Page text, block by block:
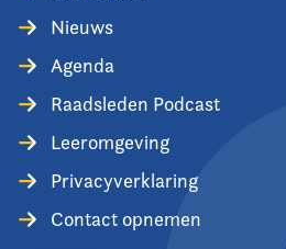
Nieuws
Agenda
Raadsleden Podcast
Leeromgeving
Privacyverklaring
Contact opnemen